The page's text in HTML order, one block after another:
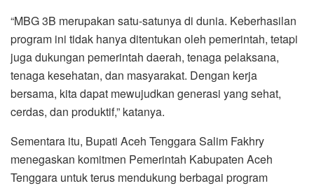
“MBG 3B merupakan satu-satunya di dunia. Keberhasilan
program ini tidak hanya ditentukan oleh pemerintah, tetapi
juga dukungan pemerintah daerah, tenaga pelaksana,
tenaga kesehatan, dan masyarakat. Dengan kerja
bersama, kita dapat mewujudkan generasi yang sehat,
cerdas, dan produktif,” katanya.
Sementara itu, Bupati Aceh Tenggara Salim Fakhry
menegaskan komitmen Pemerintah Kabupaten Aceh
Tenggara untuk terus mendukung berbagai program